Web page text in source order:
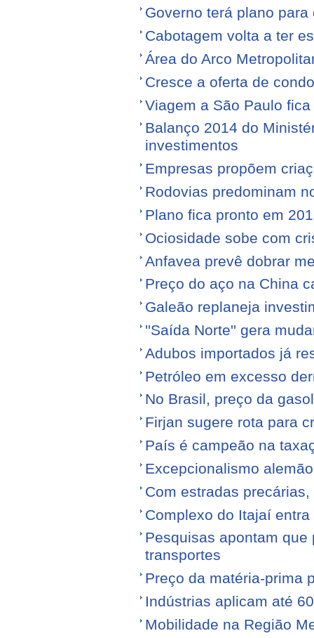
Governo terá plano
Cabotagem volta a ter
Área do Arco
Cresce a oferta de
Viagem a São Paulo
Balanço 2014 do
investimentos
Empresas propõem
Rodovias predominam
Plano fica pronto em
Ociosidade sobe com
Anfavea prevê dobrar
Preço do aço na China
Galeão replaneja
''Saída Norte'' gera
Adubos importados já
Petróleo em excesso
No Brasil, preço da
Firjan sugere rota para
País é campeão na
Excepcionalismo alemão
Com estradas
Complexo do Itajaí
Pesquisas apontam
transportes
Preço da matéria-prima
Indústrias aplicam até
Mobilidade na Região